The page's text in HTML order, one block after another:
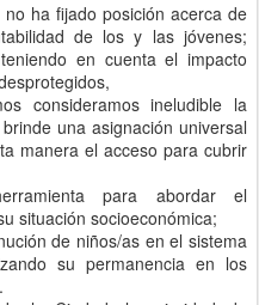
ha fijado posición acerca de
de los y las jóvenes;
en cuenta el impacto
consideramos ineludible la
una asignación universal
manera el acceso para cubrir
para abordar el
situación socioeconómica;
de niños/as en el sistema
su permanencia en los